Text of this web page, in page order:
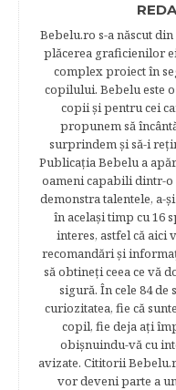
Bebelu.ro s-a născut
plăcerea graficienilor
complex proiect în
copilului. Bebelu este
copii şi pentru cei
propunem să
surprindem şi să-i
Publicația Bebelu a
oameni capabili dintr-
demonstra talentele, a-
în acelaşi timp cu 16
interes, astfel că aici
recomandări şi
să obtineţi ceea ce vă
sigură. În cele 84 de
curiozitatea, fie că
copil, fie deja aţi
obişnuindu-vă cu
avizate. Cititorii
vor deveni parte a